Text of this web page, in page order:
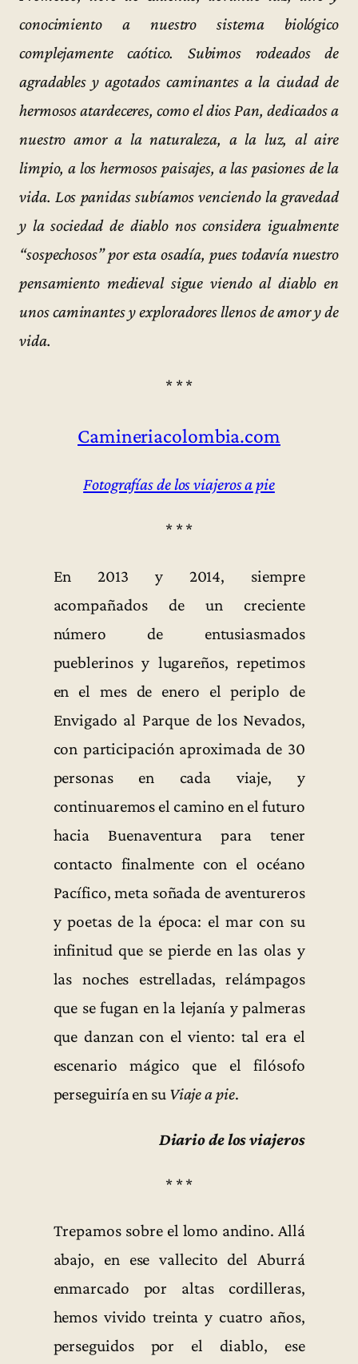
conocimiento a nuestro sistema biológico
complejamente caótico. Subimos rodeados de
agradables y agotados caminantes a la ciudad de
hermosos atardeceres, como el dios Pan, dedicados a
nuestro amor a la naturaleza, a la luz, al aire
limpio, a los hermosos paisajes, a las pasiones de la
vida. Los panidas subíamos venciendo la gravedad
y la sociedad de diablo nos considera igualmente
“sospechosos” por esta osadía, pues todavía nuestro
pensamiento medieval sigue viendo al diablo en
unos caminantes y exploradores llenos de amor y de
vida.
* * *
Camineriacolombia.com
Fotografías de los viajeros a pie
* * *
En 2013 y 2014, siempre
acompañados de un creciente
número de entusiasmados
pueblerinos y lugareños, repetimos
en el mes de enero el periplo de
Envigado al Parque de los Nevados,
con participación aproximada de 30
personas en cada viaje, y
continuaremos el camino en el futuro
hacia Buenaventura para tener
contacto finalmente con el océano
Pacífico, meta soñada de aventureros
y poetas de la época: el mar con su
infinitud que se pierde en las olas y
las noches estrelladas, relámpagos
que se fugan en la lejanía y palmeras
que danzan con el viento: tal era el
escenario mágico que el filósofo
perseguiría en su Viaje a pie.
Diario de los viajeros
* * *
Trepamos sobre el lomo andino. Allá
abajo, en ese vallecito del Aburrá
enmarcado por altas cordilleras,
hemos vivido treinta y cuatro años,
perseguidos por el diablo, ese